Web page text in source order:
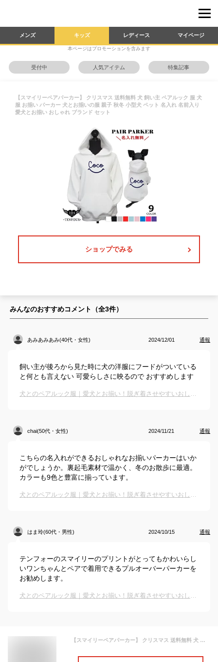
メンズ キッズ レディース マイページ
本ページはプロモーションを含みます
受付中 人気アイテム 特集記事
【スマイリーペアパーカー】 クリスマス 送料無料 犬 飼い主 ペアルック 服 犬
服 お揃い パーカー 犬とお揃いの服 親子 秋冬 小型犬 ペット 名入れ 名前入り
愛犬とお揃い おしゃれ ブランド セット
ショップでみる
みんなのおすすめコメント（全3件）
あみあみあみ(40代・女性) 2024/12/01 通報
飼い主が後ろから見た時に犬の洋服にフードがついている
と何とも言えない 可愛らしさに映るので おすすめします
犬とのペアルック服｜愛犬とお揃い！脱ぎ着させやすいおしゃれなペア服のおすすめは？
chai(50代・女性) 2024/11/21 通報
こちらの名入れができるおしゃれなお揃いパーカーはいか
がでしょうか。裏起毛素材で温かく、冬のお散歩に最適。
カラーも9色と豊富に揃っています。
犬とのペアルック服｜愛犬とお揃い！脱ぎ着させやすいおしゃれなペア服のおすすめは？
はま玲(60代・男性) 2024/10/15 通報
テンフォーのスマイリーのプリントがとってもかわいらし
いワンちゃんとペアで着用できるプルオーバーパーカーを
お勧めします。
犬とのペアルック服｜愛犬とお揃い！脱ぎ着させやすいおしゃれなペア服のおすすめは？
【スマイリーペアパーカー】 クリスマス 送料無料 犬 飼い主 ペアルック 服 犬服 お揃い パーカー 犬とお揃いの服 親子 秋冬 小型犬 ペット 名入れ 名前入り 愛犬とお揃い おしゃれ ブランド セット